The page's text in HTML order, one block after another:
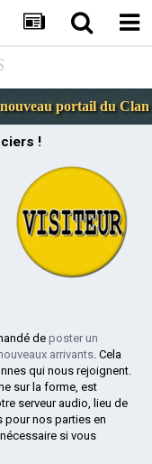
portail du Clan
!
de poster un
arrivants. Cela
qui nous rejoignent.
sur la forme, est
serveur audio, lieu de
pour nos parties en
si vous